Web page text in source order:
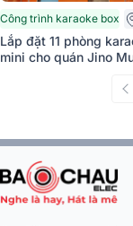
Công trình karaoke box
Lắp đặt 11 phòng
mini cho quán Jino
tại Hà Nội (Denon
BKSound DKA 5500,…)